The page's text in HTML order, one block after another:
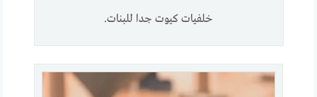
خلفيات كيوت جدا للبنات.